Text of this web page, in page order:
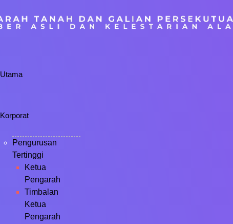
Utama
Korporat
Pengurusan
Tertinggi
Ketua
Pengarah
Timbalan
Ketua
Pengarah